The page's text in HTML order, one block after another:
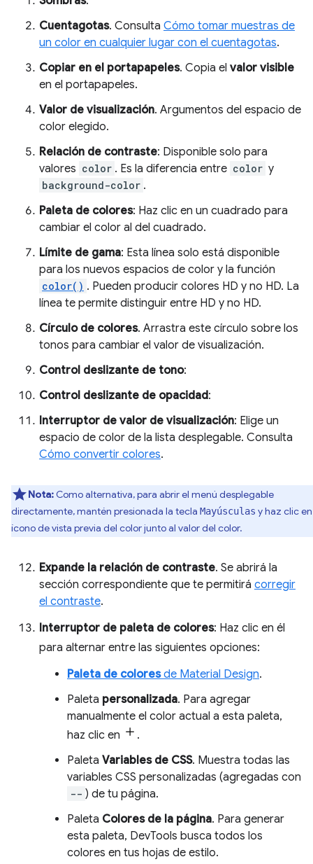
Cuentagotas. Consulta Cómo tomar muestras de
un color en cualquier lugar con el cuentagotas.
Copiar en el portapapeles. Copia el valor visible
en el portapapeles.
Valor de visualización. Argumentos del espacio de
color elegido.
Relación de contraste: Disponible solo para
valores color . Es la diferencia entre color y
background-color .
Paleta de colores: Haz clic en un cuadrado para
cambiar el color al del cuadrado.
Límite de gama: Esta línea solo está disponible
para los nuevos espacios de color y la función
color() . Pueden producir colores HD y no HD. La
línea te permite distinguir entre HD y no HD.
Círculo de colores. Arrastra este círculo sobre los
tonos para cambiar el valor de visualización.
Control deslizante de tono:
Control deslizante de opacidad:
Interruptor de valor de visualización: Elige un
espacio de color de la lista desplegable. Consulta
Cómo convertir colores.
Nota: Como alternativa, para abrir el menú desplegable
directamente, mantén presionada la tecla Mayúsculas y haz clic
ícono de vista previa del color junto al valor del color.
Expande la relación de contraste. Se abrirá la
sección correspondiente que te permitirá corregir
el contraste.
Interruptor de paleta de colores: Haz clic en él
para alternar entre las siguientes opciones:
Paleta de coloresde Material Design.
Paleta personalizada. Para agregar
manualmente el color actual a esta paleta,
haz clic en
.
Paleta Variables de CSS. Muestra todas las
variables CSS personalizadas (agregadas con
-- ) de tu página.
Paleta Colores de la página. Para generar
esta paleta, DevTools busca todos los
colores en tus hojas de estilo.